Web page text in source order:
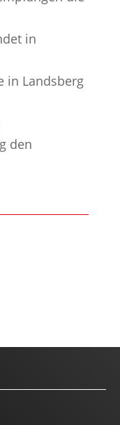
in
in Landsberg
den